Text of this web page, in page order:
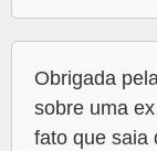
Obrigada
sobre uma
fato que saia